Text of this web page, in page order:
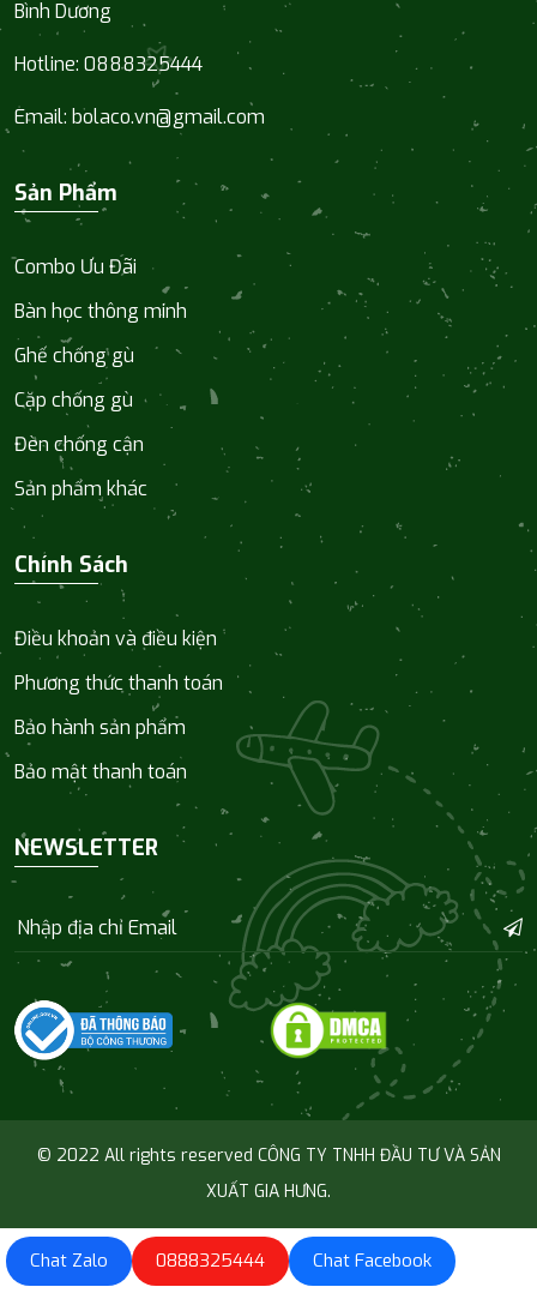
Bình Dương
Hotline: 0888325444
Email: bolaco.vn@gmail.com
Sản Phẩm
Combo Ưu Đãi
Bàn học thông minh
Ghế chống gù
Cặp chống gù
Đèn chống cận
Sản phẩm khác
Chính Sách
Điều khoản và điều kiện
Phương thức thanh toán
Bảo hành sản phẩm
Bảo mật thanh toán
NEWSLETTER
© 2022 All rights reserved CÔNG TY TNHH ĐẦU TƯ VÀ SẢN
XUẤT GIA HƯNG.
Chat Zalo 0888325444 Chat Facebook